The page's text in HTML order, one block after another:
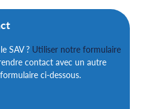
SAV ? Utiliser notre formulaire
contact avec un autre
ci-dessous.